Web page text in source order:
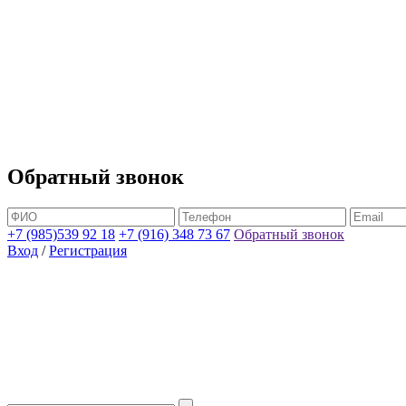
Обратный звонок
+7 (985)539 92 18 +7 (916) 348 73 67 Обратный звонок
Вход / Регистрация